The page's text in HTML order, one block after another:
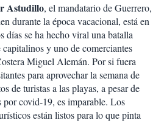
Astudillo, el mandatario de Guerrero,
durante la época vacacional, está en
días se ha hecho viral una batalla
y uno de comerciantes
Miguel Alemán. Por si fuera
para aprovechar la semana de
de turistas a las playas, a pesar de
por covid-19, es imparable. Los
están listos para lo que pinta